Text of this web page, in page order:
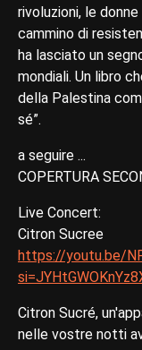
rivoluzioni, le
cammino di
ha lasciato un
mondiali. Un libro
della Palestina
sé”.
a seguire ...
COPERTURA
Live Concert:
Citron Sucree
https://youtu.be/
Citron Sucré,
nelle vostre notti